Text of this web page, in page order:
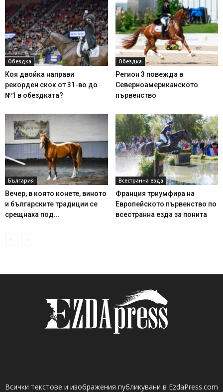
Обездка
Коя двойка направи
рекорден скок от 31-во до
№1 в обездката?
Обездка
Регион 3 повежда в
Северноамериканското
първенство
България
Вечер, в която конете, виното
и българските традиции се
срещнаха под...
Всестранна езда
Франция триумфира на
Европейското първенство по
всестранна езда за понита
Всички текстове и изображения публикувани в EzdaPress.com